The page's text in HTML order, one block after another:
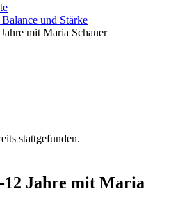
und Stärke
mit Maria Schauer
stattgefunden.
12 Jahre mit Maria